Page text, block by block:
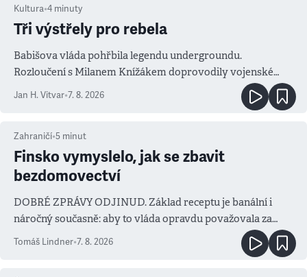
Kultura•4 minuty
Tři výstřely pro rebela
Babišova vláda pohřbila legendu undergroundu.
Rozloučení s Milanem Knížákem doprovodily vojenské
salvy i kritika pokrokářů
Jan H. Vitvar•7. 8. 2026
Zahraničí•5 minut
Finsko vymyslelo, jak se zbavit
bezdomovectví
DOBRÉ ZPRÁVY ODJINUD. Základ receptu je banální i
náročný současně: aby to vláda opravdu považovala za
prioritu
Tomáš Lindner•7. 8. 2026